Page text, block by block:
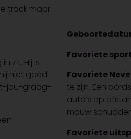
track maar
zit. Hij is
niet goed
jou-graag-
Favoriete
Favoriete
te zijn. Een
auto’s op
mouw
Favoriete